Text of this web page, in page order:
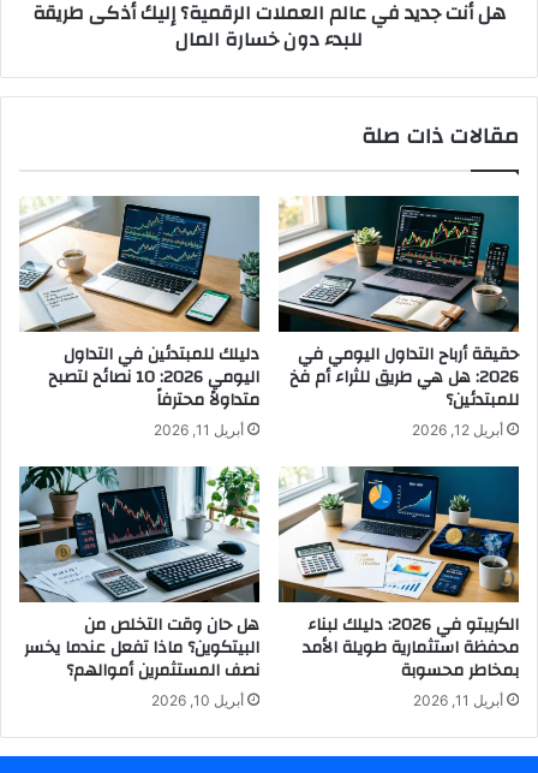
طريقة
هل أنت جديد في عالم العملات الرقمية؟ إليك أذكى طريقة
للبدء دون خسارة المال
مقالات ذات صلة
حقيقة أرباح التداول اليومي في
2026: هل هي طريق للثراء أم فخ
للمبتدئين؟
أبريل 12, 2026
دليلك للمبتدئين في التداول
اليومي 2026: 10 نصائح لتصبح
متداولاً محترفاً
أبريل 11, 2026
الكريبتو في 2026: دليلك لبناء
محفظة استثمارية طويلة الأمد
بمخاطر محسوبة
أبريل 11, 2026
هل حان وقت التخلص من
البيتكوين؟ ماذا تفعل عندما يخسر
نصف المستثمرين أموالهم؟
أبريل 10, 2026